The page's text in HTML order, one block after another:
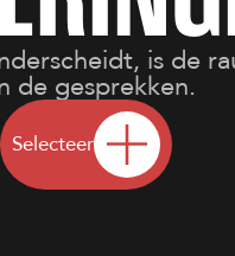
is de
de gesprekken.
Selecteer